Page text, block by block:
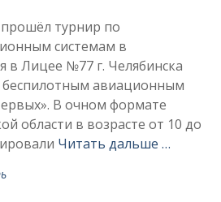
турнир по
системам в
в Лицее №77 г. Челябинска
беспилотным авиационным
В очном формате
области в возрасте от 10 до
Читать дальше …